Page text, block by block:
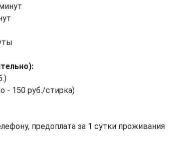
- 150 руб./стирка)
предоплата за 1 сутки проживания